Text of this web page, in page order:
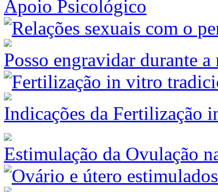
Apoio Psicológico
Posso engravidar durante a
Indicações da Fertilização
Estimulação da Ovulação